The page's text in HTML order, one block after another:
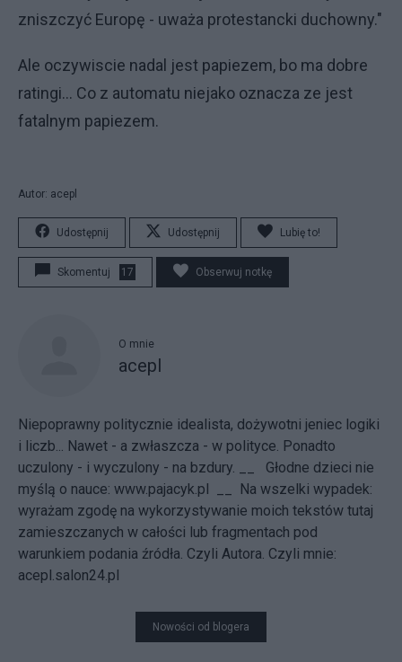
zniszczyć Europę - uważa protestancki duchowny."
Ale oczywiscie nadal jest papiezem, bo ma dobre
ratingi... Co z automatu niejako oznacza ze jest
fatalnym papiezem.
Autor: acepl
Udostępnij Udostępnij Lubię to!
Skomentuj 17 Obserwuj notkę
O mnie
acepl
Niepoprawny politycznie idealista, dożywotni jeniec logiki
i liczb... Nawet - a zwłaszcza - w polityce. Ponadto
uczulony - i wyczulony - na bzdury. __ Głodne dzieci nie
myślą o nauce: www.pajacyk.pl __ Na wszelki wypadek:
wyrażam zgodę na wykorzystywanie moich tekstów tutaj
zamieszczanych w całości lub fragmentach pod
warunkiem podania źródła. Czyli Autora. Czyli mnie:
acepl.salon24.pl
Nowości od blogera